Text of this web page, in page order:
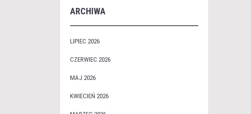
ARCHIWA
LIPIEC 2026
CZERWIEC 2026
MAJ 2026
KWIECIEŃ 2026